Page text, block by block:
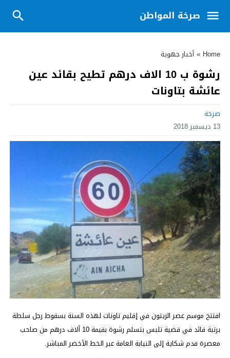
صرخة المواطن
Home
» أخبار جهوية
رشوة ب 10 الاف درهم تطيح بقائد عين
عائشة بتاونات
صرخة
13 ديسمبر 2018
افتتح موسم عصر الزيتون في إقليم تاونات لهذه السنة بسقوط رجل سلطة
برتبة قائد في قضية تلبس بتسلم رشوة بقيمة 10 ألاف درهم من صاحب
معصرة قدم شكاية إلى النيابة العامة عبر الخط الأخضر المباشر.